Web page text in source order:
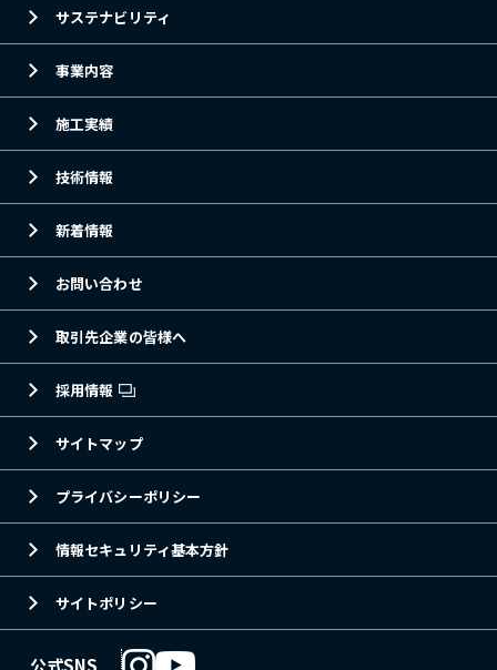
サステナビリティ
事業内容
施工実績
技術情報
新着情報
お問い合わせ
取引先企業の皆様へ
採用情報
サイトマップ
プライバシーポリシー
情報セキュリティ基本方針
サイトポリシー
公式SNS